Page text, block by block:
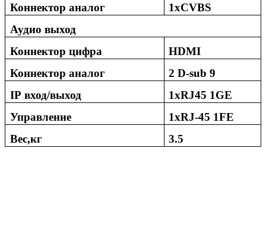
Коннектор аналог
1xCVBS
Аудио выход
Коннектор цифра
HDMI
Коннектор аналог
2D-sub 9
IP вход/выход
1xRJ45 1GE
Управление
1xRJ-45 1FE
Вес,кг
3.5